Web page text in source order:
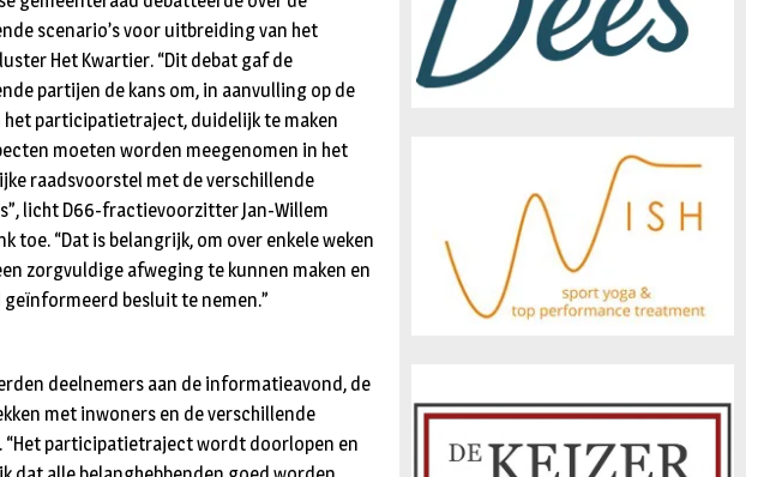
scenario’s voor uitbreiding van het
Het Kwartier. “Dit debat gaf de
partijen de kans om, in aanvulling op de
het participatietraject, duidelijk te maken
moeten worden meegenomen in het
raadsvoorstel met de verschillende
licht D66-fractievoorzitter Jan-Willem
toe. “Dat is belangrijk, om over enkele weken
zorgvuldige afweging te kunnen maken en
geïnformeerd besluit te nemen.”
deelnemers aan de informatieavond, de
met inwoners en de verschillende
“Het participatietraject wordt doorlopen en